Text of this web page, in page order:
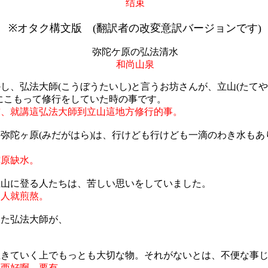
结束
オタク構文版 (翻訳者の改変意訳バージョンです
弥陀ケ原の弘法清水
和尚山泉
、弘法大師(こうぼうたいし)と言うお坊さんが、立山(たて
もって修行をしていた時の事です。
就講這弘法大師到立山這地方修行的事。
陀ヶ原(みだがはら)は、行けども行けども一滴のわき水もあ
缺水。
に登る人たちは、苦しい思いをしていました。
就煎熬。
弘法大師が、
ていく上でもっとも大切な物。それがないとは、不便な事じ